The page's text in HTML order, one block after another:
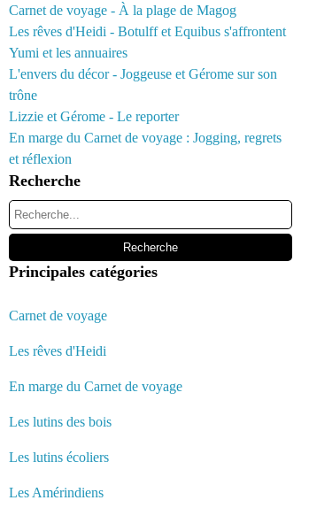
Carnet de voyage - À la plage de Magog
Les rêves d'Heidi - Botulff et Equibus s'affrontent
Yumi et les annuaires
L'envers du décor - Joggeuse et Gérome sur son
trône
Lizzie et Gérome - Le reporter
En marge du Carnet de voyage : Jogging, regrets
et réflexion
Recherche
Principales catégories
Carnet de voyage
Les rêves d'Heidi
En marge du Carnet de voyage
Les lutins des bois
Les lutins écoliers
Les Amérindiens